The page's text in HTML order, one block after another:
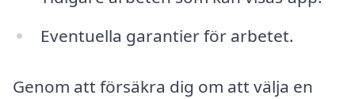
Eventuella garantier för arbetet.
Genom att försäkra dig om att välja en